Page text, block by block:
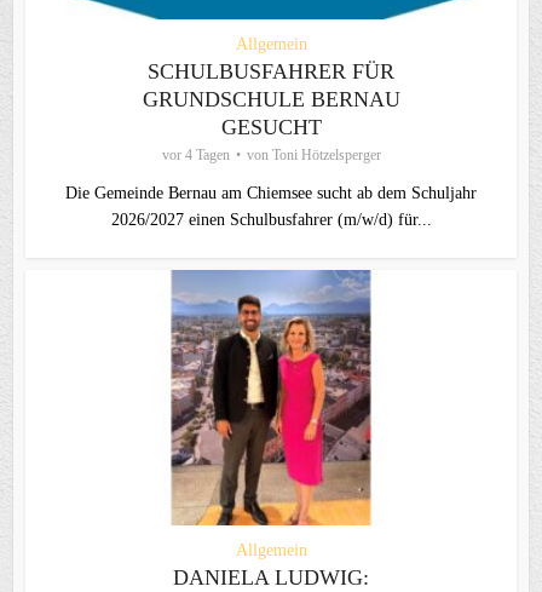
Allgemein
SCHULBUSFAHRER FÜR
GRUNDSCHULE BERNAU
GESUCHT
vor 4 Tagen von Toni Hötzelsperger
Die Gemeinde Bernau am Chiemsee sucht ab dem Schuljahr
2026/2027 einen Schulbusfahrer (m/w/d) für...
Allgemein
DANIELA LUDWIG: